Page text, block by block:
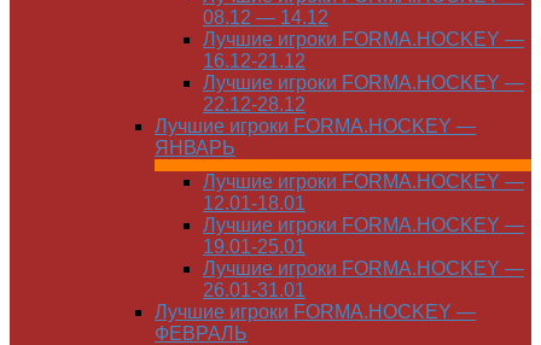
08.12 — 14.12
Лучшие игроки FORMA.HOCKEY —
16.12-21.12
Лучшие игроки FORMA.HOCKEY —
22.12-28.12
Лучшие игроки FORMA.HOCKEY —
ЯНВАРЬ
Лучшие игроки FORMA.HOCKEY —
12.01-18.01
Лучшие игроки FORMA.HOCKEY —
19.01-25.01
Лучшие игроки FORMA.HOCKEY —
26.01-31.01
Лучшие игроки FORMA.HOCKEY —
ФЕВРАЛЬ